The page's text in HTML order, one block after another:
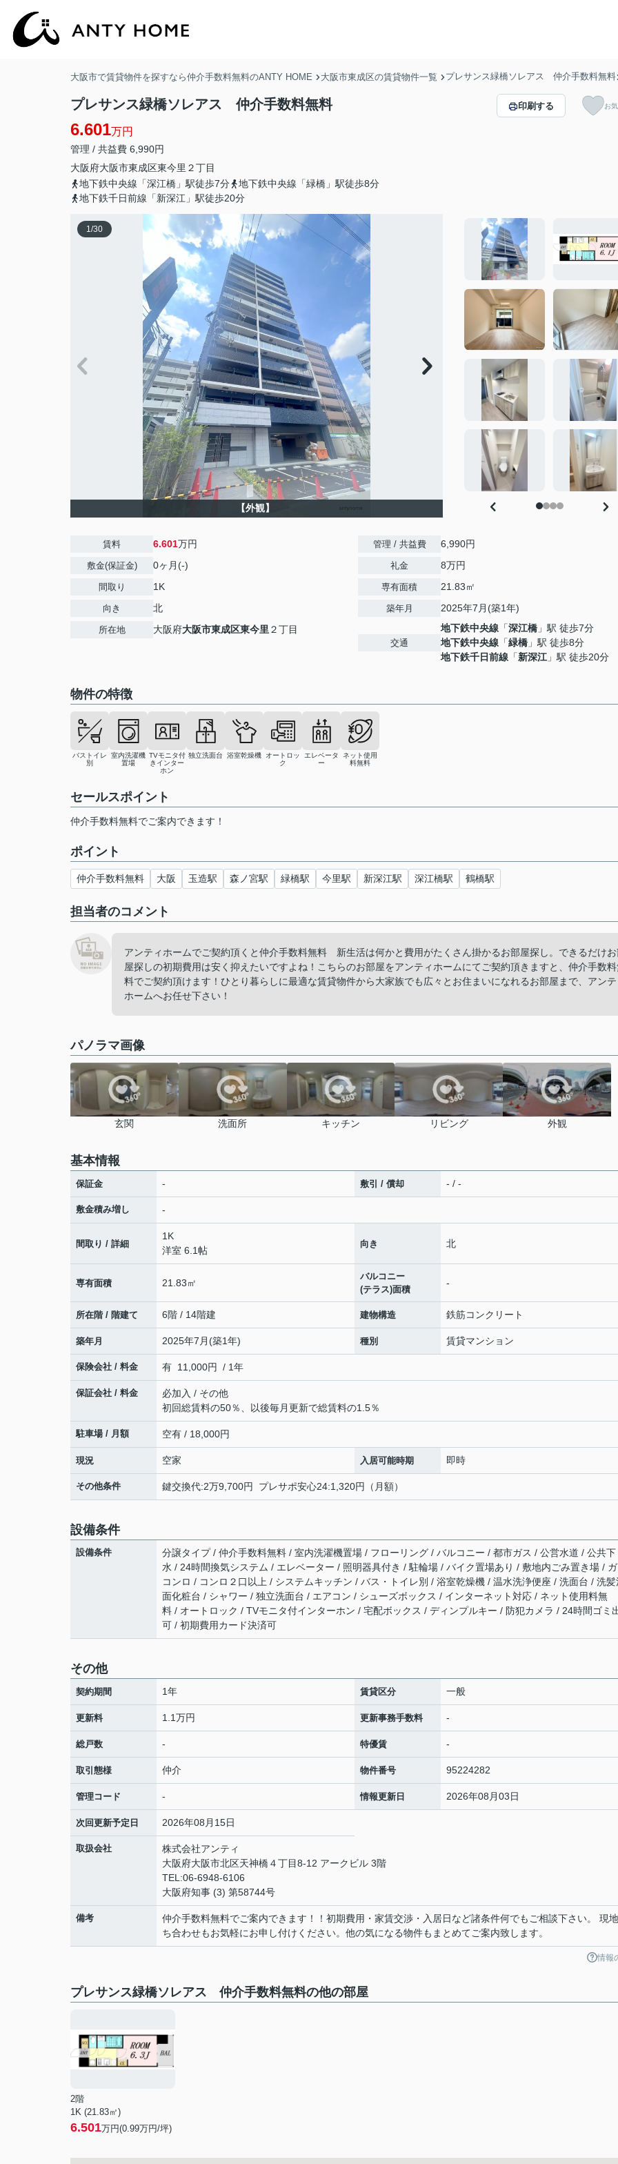
大阪市で賃貸物件を探すなら仲介手数料無料のANTY HOME 大阪市東成区の賃貸物件一覧 プレサンス緑橋ソレアス 仲介手数料無料
プレサンス緑橋ソレアス 仲介手数料無料
6.601万円
管理 / 共益費 6,990円
大阪府大阪市東成区東今里 ２丁目
地下鉄中央線「深江橋」駅徒歩7分
地下鉄中央線「緑橋」駅徒歩8分
地下鉄千日前線「新深江」駅徒歩20分
印刷する お
1/30
【外観】
賃料 6.601万円
敷金(保証金) 0ヶ月(-)
間取り 1K
向き 北
所在地 大阪府大阪市東成区東今里 ２丁目
管理 / 共益費 6,990円
礼金 8万円
専有面積 21.83㎡
築年月 2025年7月(築1年)
交通
地下鉄中央線 「深江橋 」駅 徒歩7分
地下鉄中央線 「緑橋 」駅 徒歩8分
地下鉄千日前線 「新深江 」駅 徒歩20分
物件の特徴
バストイレ
別
室内洗濯機
置場
TVモニタ付
きインター
ホン
独立洗面台 浴室乾燥機
オートロッ
ク
エレベータ
ー
ネット使用
料無料
セールスポイント
仲介手数料無料でご案内できます！
ポイント
仲介手数料無料 大阪 玉造駅 森ノ宮駅 緑橋駅 今里駅 新深江駅 深江橋駅 鶴橋駅
担当者のコメント
アンティホームでご契約頂くと仲介手数料無料 新生活は何かと費用がたくさん掛かるお部屋探し。できるだけお
屋探しの初期費用は安く抑えたいですよね！こちらのお部屋をアンティホームにてご契約頂きますと、仲介手数
料でご契約頂けます！ひとり暮らしに最適な賃貸物件から大家族でも広々とお住まいになれるお部屋まで、アンテ
ホームへお任せ下さい！
パノラマ画像
玄関 洗面所 キッチン リビング 外観
基本情報
保証金 - 敷引 / 償却 - / -
敷金積み増し -
間取り / 詳細
1K
洋室 6.1帖
向き 北
専有面積 21.83㎡
バルコニー
(テラス)面積
-
所在階 / 階建て 6階 / 14階建 建物構造 鉄筋コンクリート
築年月 2025年7月(築1年) 種別 賃貸マンション
保険会社 / 料金 有 11,000円 / 1年
保証会社 / 料金
必加入 / その他
初回総賃料の50％、以後毎月更新で総賃料の1.5％
駐車場 / 月額 空有 / 18,000円
現況 空家 入居可能時期 即時
その他条件 鍵交換代:2万9,700円 プレサポ安心24:1,320円（月額）
設備条件
設備条件
分譲タイプ / 仲介手数料無料 / 室内洗濯機置場 / フローリング / バルコニー / 都市ガス / 公営水道 / 公共下
水 / 24時間換気システム / エレベーター / 照明器具付き / 駐輪場 / バイク置場あり / 敷地内ごみ置き場 / ガ
コンロ / コンロ２口以上 / システムキッチン / バス・トイレ別 / 浴室乾燥機 / 温水洗浄便座 / 洗面台 / 洗髪
面化粧台 / シャワー / 独立洗面台 / エアコン / シューズボックス / インターネット対応 / ネット使用料無
料 / オートロック / TVモニタ付インターホン / 宅配ボックス / ディンプルキー / 防犯カメラ / 24時間ゴミ
可 / 初期費用カード決済可
その他
契約期間 1年 賃貸区分 一般
更新料 1.1万円 更新事務手数料 -
総戸数 - 特優賃 -
取引態様 仲介 物件番号 95224282
管理コード - 情報更新日 2026年08月03日
次回更新予定日 2026年08月15日
取扱会社
株式会社アンティ
大阪府大阪市北区天神橋４丁目8-12 アークビル 3階
TEL:06-6948-6106
大阪府知事 (3) 第58744号
備考
仲介手数料無料でご案内できます！！初期費用・家賃交渉・入居日など諸条件何でもご相談下さい。 現
ち合わせもお気軽にお申し付けください。他の気になる物件もまとめてご案内致します。
情報
プレサンス緑橋ソレアス 仲介手数料無料の他の部屋
2階
1K (21.83㎡)
6.501万円(0.99万円/坪)